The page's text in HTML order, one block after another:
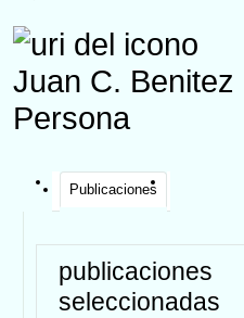
Juan C. Benitez
Persona
Publicaciones
publicaciones
seleccionadas